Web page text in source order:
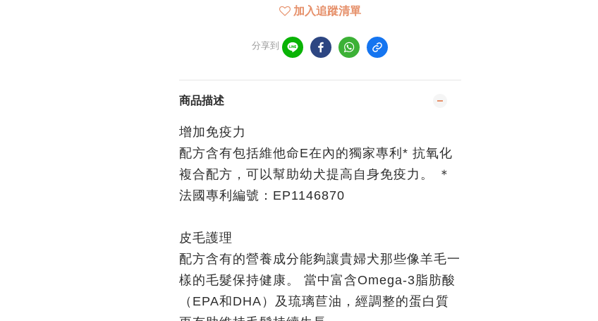
加入追蹤清單
分享到
商品描述
增加免疫力
配方含有包括維他命E在內的獨家專利* 抗氧化
複合配方，可以幫助幼犬提高自身免疫力。 ＊
法國專利編號：EP1146870
皮毛護理
配方含有的營養成分能夠讓貴婦犬那些像羊毛一
樣的毛髮保持健康。 當中富含Omega-3脂肪酸
（EPA和DHA）及琉璃苣油，經調整的蛋白質